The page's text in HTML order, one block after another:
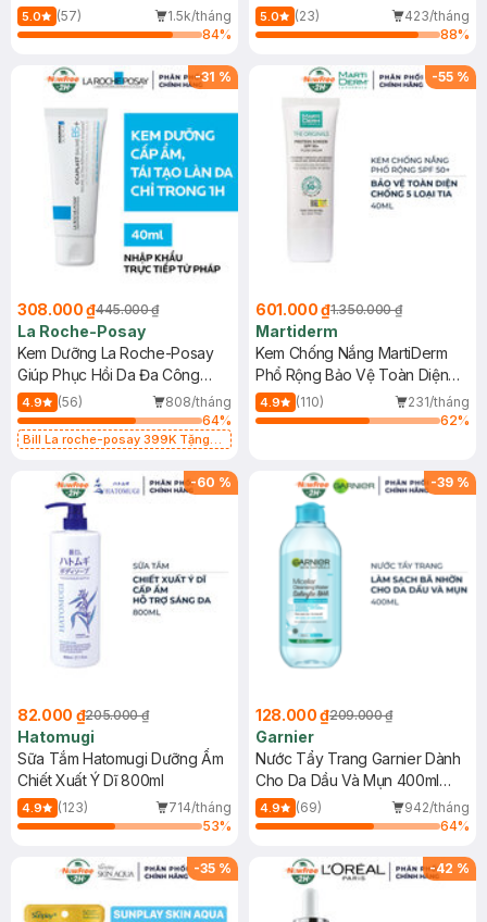
Dầu 500ml
5.0 (57)
1.5k/tháng
84%
(Mới)
5.0 (23)
423/tháng
88%
-31 %
308.000 ₫445.000 ₫
La Roche-Posay
Kem Dưỡng La Roche-Posay
Giúp Phục Hồi Da Đa Công
Dụng 40ml
4.9 (56)
808/tháng
64%
Bill La roche-posay 399K Tặng
(SL có hạn)
-55 %
601.000 ₫1.350.000 ₫
Martiderm
Kem Chống Nắng MartiDerm
Phổ Rộng Bảo Vệ Toàn Diện
40ml
4.9 (110)
231/tháng
62%
-60 %
82.000 ₫205.000 ₫
Hatomugi
Sữa Tắm Hatomugi Dưỡng Ẩm
Chiết Xuất Ý Dĩ 800ml
4.9 (123)
714/tháng
53%
-39 %
128.000 ₫209.000 ₫
Garnier
Nước Tẩy Trang Garnier Dành
Cho Da Dầu Và Mụn 400ml
(Mới)
4.9 (69)
942/tháng
64%
-35 % -42 %